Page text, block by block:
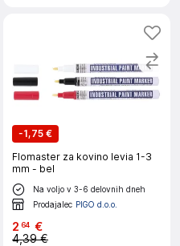
-1,75 €
Flomaster za kovino levia 1-3
mm - bel
Na voljo v 3-6 delovnih dneh
Prodajalec PIGO d.o.o.
2 64 €
4,39 €